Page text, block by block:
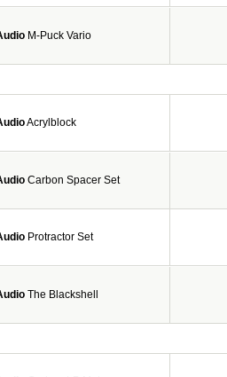
M-Puck Vario
Acrylblock
Carbon Spacer Set
Protractor Set
The Blackshell